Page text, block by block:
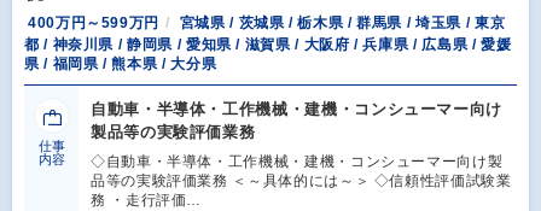
400万円～599万円
宮城県 / 茨城県 / 栃木県 / 群馬県 / 埼玉県 / 東京
都 / 神奈川県 / 静岡県 / 愛知県 / 滋賀県 / 大阪府 / 兵庫県 / 広島県 / 愛媛
県 / 福岡県 / 熊本県 / 大分県
仕事
内容
自動車・半導体・工作機械・建機・コンシューマー向け
製品等の実験評価業務
◇自動車・半導体・工作機械・建機・コンシューマー向け製
品等の実験評価業務 ＜～具体的には～＞ ◇信頼性評価試験業
務 ・走行評価…